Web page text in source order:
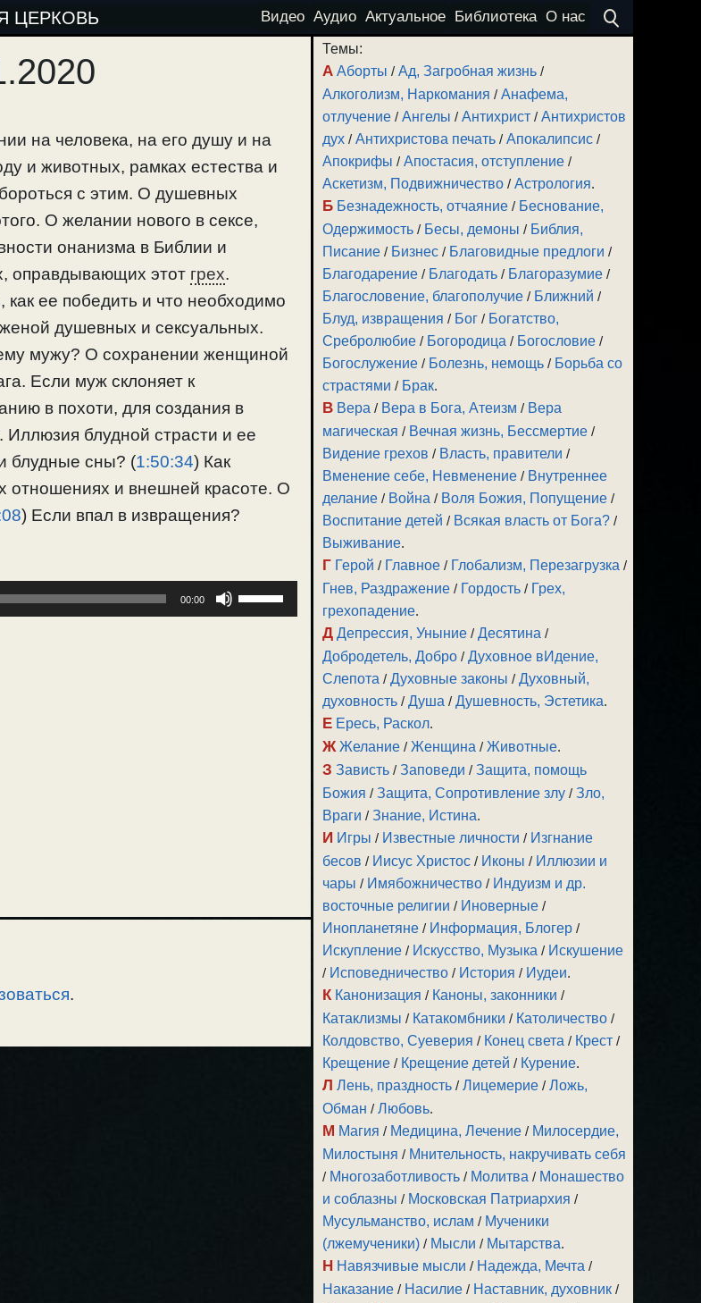
ЦЕРКОВЬ Видео Аудио Актуальное Библиотека О нас
на человека, на его душу и на
и животных, рамках естества и
с этим. О душевных
О желании нового в сексе,
онанизма в Библии и
оправдывающих этот грех.
ее победить и что необходимо
душевных и сексуальных.
мужу? О сохранении женщиной
Если муж склоняет к
в похоти, для создания в
блудной страсти и ее
блудные сны? (1:50:34) Как
отношениях и внешней красоте. О
) Если впал в извращения?
00:00
Используйте
клавиши
уменьшить
.
Темы:
А Аборты /Ад, Загробная жизнь /
Алкоголизм, Наркомания /Анафема,
отлучение /Ангелы /Антихрист /Антихристов
дух /Антихристова печать /Апокалипсис /
Апокрифы /Апостасия, отступление /
Аскетизм, Подвижничество /Астрология.
Б Безнадежность, отчаяние / Беснование,
Одержимость / Бесы, демоны / Библия,
Писание / Бизнес / Благовидные предлоги /
Благодарение / Благодать / Благоразумие /
Благословение, благополучие / Ближний /
Блуд, извращения / Бог / Богатство,
Сребролюбие / Богородица / Богословие /
Богослужение / Болезнь, немощь / Борьба со
страстями / Брак.
В Вера / Вера в Бога, Атеизм / Вера
магическая / Вечная жизнь, Бессмертие /
Видение грехов / Власть, правители /
Вменение себе, Невменение / Внутреннее
делание / Война / Воля Божия, Попущение /
Воспитание детей / Всякая власть от Бога? /
Выживание.
Г Герой / Главное / Глобализм, Перезагрузка /
Гнев, Раздражение / Гордость / Грех,
грехопадение.
Д Депрессия, Уныние /Десятина /
Добродетель, Добро /Духовное вИдение,
Слепота /Духовные законы /Духовный,
духовность /Душа /Душевность, Эстетика.
Е Ересь, Раскол.
Ж Желание /Женщина /Животные.
З Зависть /Заповеди /Защита, помощь
Божия /Защита, Сопротивление злу /Зло,
Враги /Знание, Истина.
И Игры / Известные личности / Изгнание
бесов / Иисус Христос / Иконы / Иллюзии и
чары / Имябожничество / Индуизм и др.
восточные религии / Иноверные /
Инопланетяне / Информация, Блогер /
Искупление / Искусство, Музыка / Искушение
/ Исповедничество / История / Иудеи.
К Канонизация / Каноны, законники /
Катаклизмы / Катакомбники / Католичество /
Колдовство, Суеверия / Конец света / Крест /
Крещение / Крещение детей / Курение.
Л Лень, праздность /Лицемерие /Ложь,
Обман /Любовь.
М Магия / Медицина, Лечение / Милосердие,
Милостыня / Мнительность, накручивать себя
/ Многозаботливость / Молитва / Монашество
и соблазны / Московская Патриархия /
Мусульманство, ислам / Мученики
(лжемученики) / Мысли / Мытарства.
Н Навязчивые мысли / Надежда, Мечта /
Наказание / Насилие / Наставник, духовник /